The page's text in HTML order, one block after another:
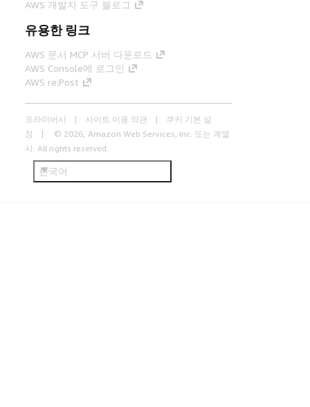
AWS 개발자 도구 블로그
유용한 링크
AWS 문서 MCP 서버 다운로드
AWS Console에 로그인
AWS re:Post
프라이버시 사이트 이용 약관
쿠키 기본 설
정
© 2026, Amazon Web Services, Inc. 또는 계열
사. All rights reserved.
한국어